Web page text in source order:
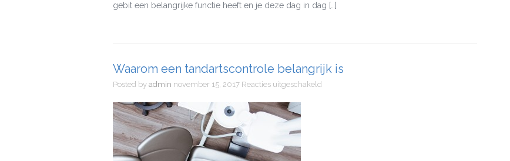
gebit een belangrijke functie heeft en je deze dag in dag […]
Waarom een tandartscontrole belangrijk is
Posted by admin november 15, 2017 Reacties uitgeschakeld